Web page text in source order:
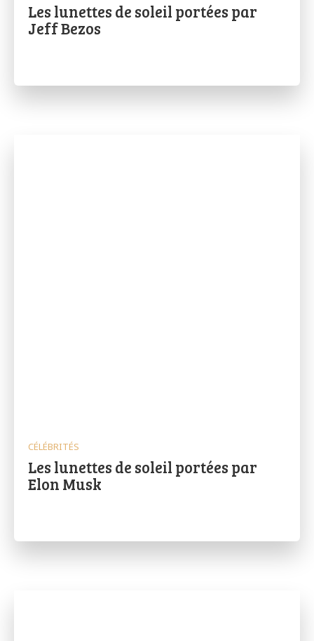
Les lunettes de soleil portées par
Jeff Bezos
CÉLÉBRITÉS
Les lunettes de soleil portées par
Elon Musk